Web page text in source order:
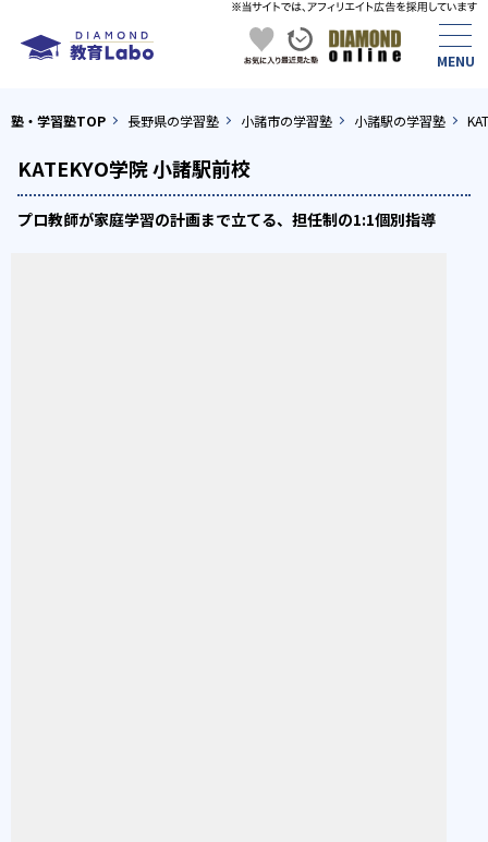
塾・学習塾TOP 長野県の学習塾 小諸市の学習塾 小諸駅の学習塾
KATEKYO学院 小諸駅前校
プロ教師が家庭学習の計画まで立てる、担任制の1:1個別指導